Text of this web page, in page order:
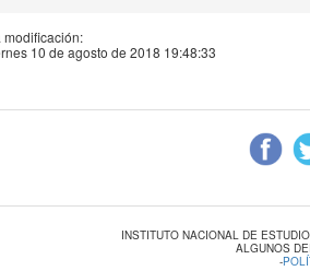
modificación:
10 de agosto de 2018 19:48:33
INSTITUTO NACIONAL DE
ALGUNOS
-